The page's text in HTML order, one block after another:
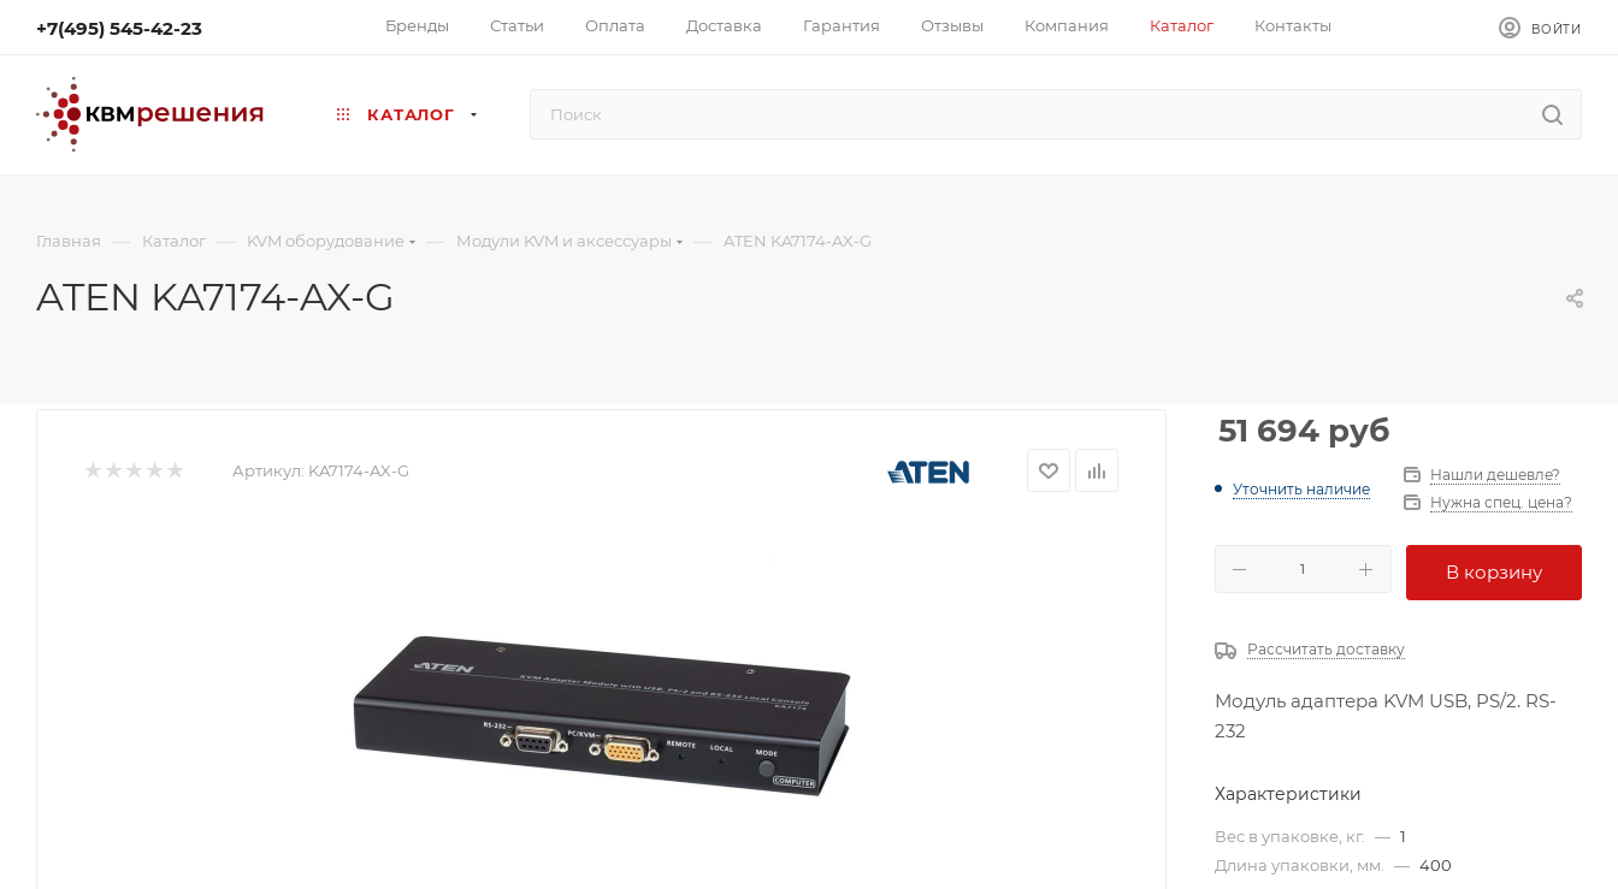
+7(495) 545-42-23 Бренды Статьи Оплата Доставка Гарантия Отзывы Компания Каталог Контакты ВОЙТИ
КАТАЛОГ
Главная — Каталог — KVM оборудование — Модули KVM и аксессуары — ATEN KA7174-AX-G
ATEN KA7174-AX-G
Артикул: KA7174-AX-G
51 694 руб
Уточнить наличие
Нашли дешевле?
Нужна спец. цена?
В корзину
Рассчитать доставку
Модуль адаптера KVM USB, PS/2. RS-
232
Характеристики
Вес в упаковке, кг. — 1
Длина упаковки, мм.
— 400